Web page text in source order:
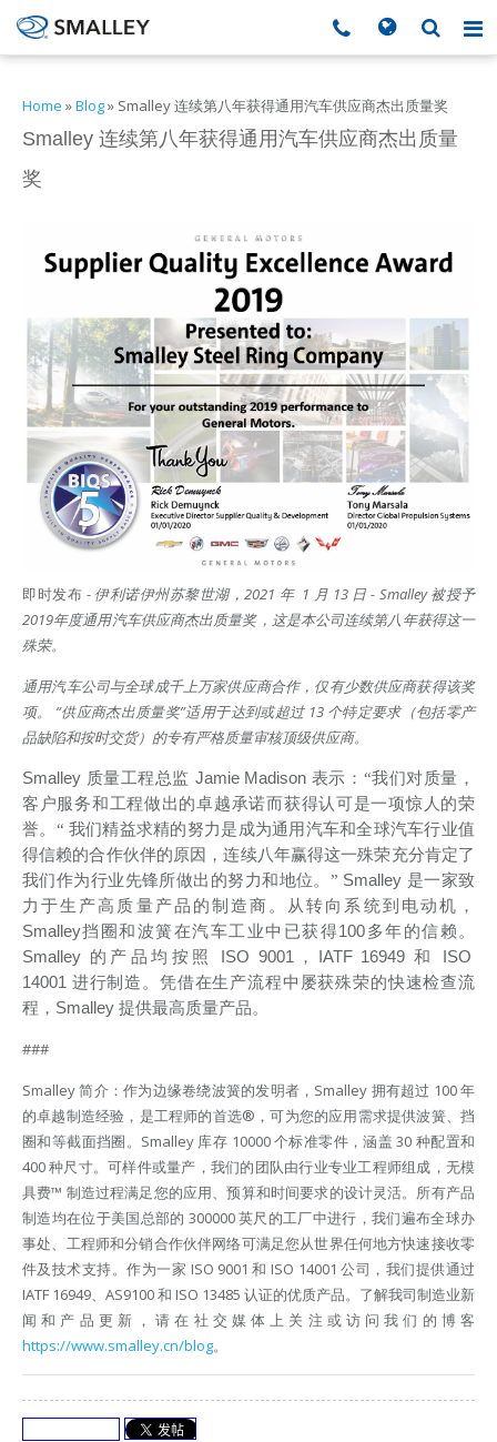
Search form
搜索
Home »Blog» Smalley 连续第八年获得通用汽车供应商杰出质量奖
Smalley 连续第八年获得通用汽车供应商杰出质量
奖
即时发布 - 伊利诺伊州苏黎世湖，2021 年 1 月 13 日 - Smalley 被授予
2019年度通用汽车供应商杰出质量奖，这是本公司连续第八年获得这一
殊荣。
通用汽车公司与全球成千上万家供应商合作，仅有少数供应商获得该奖
项。
“供应商杰出质量奖”适用于达到或超过 13 个特定要求（包括零产
品缺陷和按时交货）的专有严格质量审核顶级供应商。
Smalley 质量工程总监 Jamie Madison 表示：“我们对质量，
客户服务和工程做出的卓越承诺而获得认可是一项惊人的荣
誉。“ 我们精益求精的努力是成为通用汽车和全球汽车行业值
得信赖的合作伙伴的原因，连续八年赢得这一殊荣充分肯定了
我们作为行业先锋所做出的努力和地位。” Smalley 是一家致
力于生产高质量产品的制造商。从转向系统到电动机，
Smalley挡圈和波簧在汽车工业中已获得100多年的信赖。
Smalley 的产品均按照 ISO 9001 ， IATF 16949 和
ISO
14001 进行制造。凭借在生产流程中屡获殊荣的快速检查流
程， Smalley 提供最高质量产品。
###
Smalley 简介：作为边缘卷绕波簧的发明者，Smalley 拥有超过 100 年
的卓越制造经验，是工程师的首选®，可为您的应用需求提供波簧、挡
圈和等截面挡圈。Smalley 库存 10000 个标准零件，涵盖 30 种配置和
400 种尺寸。可样件或量产，我们的团队由行业专业工程师组成，无模
具费™ 制造过程满足您的应用、预算和时间要求的设计灵活。所有产品
制造均在位于美国总部的 300000 英尺的工厂中进行，我们遍布全球办
事处、工程师和分销合作伙伴网络可满足您从世界任何地方快速接收零
件及技术支持。作为一家 ISO 9001 和 ISO 14001 公司，我们提供通过
IATF 16949、AS9100 和 ISO 13485 认证的优质产品。了解我司制造业新
闻和产品更新，请在社交媒体上关注或访问我们的博客
https://www.smalley.cn/blog。